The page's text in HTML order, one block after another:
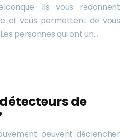
Ils vous redonnent
et vous permettent de vous
personnes qui ont un…
de
peuvent déclencher